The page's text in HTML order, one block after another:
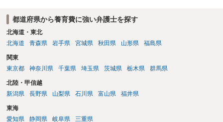
都道府県から養育費に強い弁護士を探す
北海道・東北
北海道
青森県 岩手県 宮城県 秋田県 山形県 福島県
関東
東京都
神奈川県 千葉県 埼玉県 茨城県 栃木県 群馬県
北陸・甲信越
新潟県
長野県 山梨県 石川県 富山県 福井県
東海
愛知県
静岡県 岐阜県 三重県